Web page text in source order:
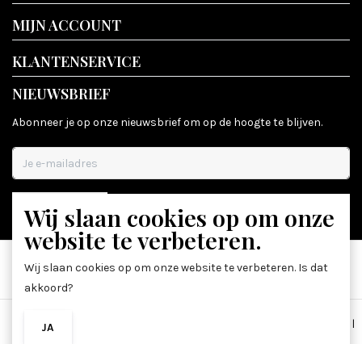
MIJN ACCOUNT
KLANTENSERVICE
NIEUWSBRIEF
Abonneer je op onze nieuwsbrief om op de hoogte te blijven.
ABONNEER
Algemene voorwaarden
|
Wij slaan cookies op om onze
website te verbeteren.
Wij slaan cookies op om onze website te verbeteren. Is dat
akkoord?
JA